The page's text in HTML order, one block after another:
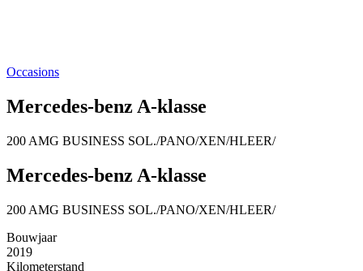
Occasions
Mercedes-benz A-klasse
200 AMG BUSINESS SOL./PANO/XEN/HLEER/
Mercedes-benz A-klasse
200 AMG BUSINESS SOL./PANO/XEN/HLEER/
Bouwjaar
2019
Kilometerstand